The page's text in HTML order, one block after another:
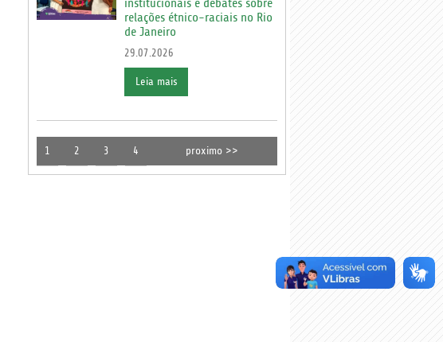
institucionais e debates sobre
relações étnico-raciais no Rio
de Janeiro
29.07.2026
Leia mais
1 2 3 4 proximo >>